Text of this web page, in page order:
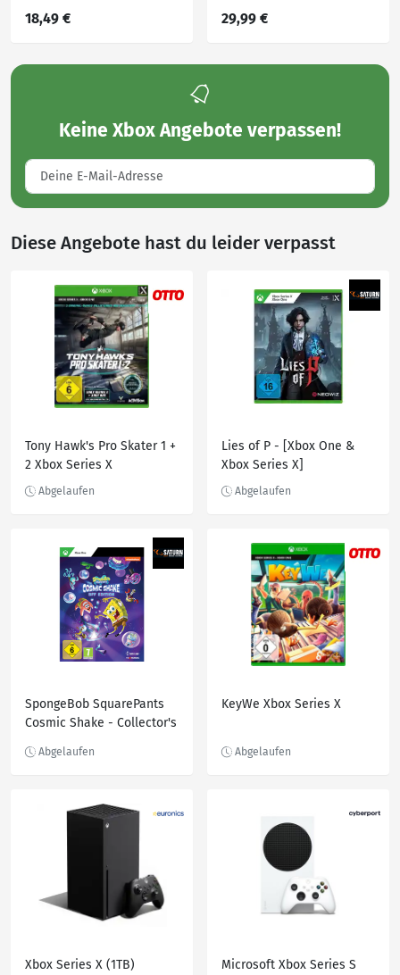
18,49 € 29,99 €
Keine Xbox Angebote verpassen!
Diese Angebote hast du leider verpasst
Tony Hawk's Pro Skater 1 +
2 Xbox Series X
Lies of P - [Xbox One &
Xbox Series X]
SpongeBob SquarePants
Cosmic Shake - Collector's
KeyWe Xbox Series X
Xbox Series X (1TB)
Microsoft Xbox Series S